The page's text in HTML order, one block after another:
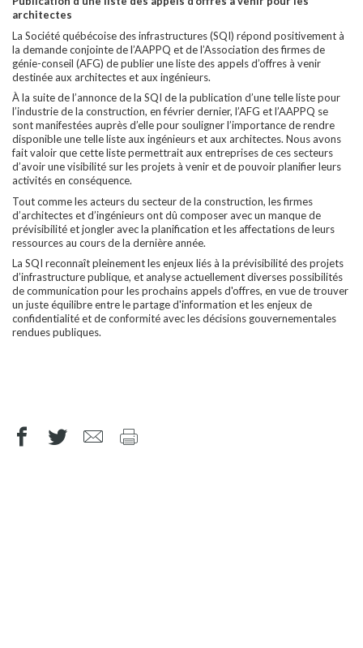
architectes
La Société québécoise des infrastructures (SQI) répond positivement à
la demande conjointe de l’AAPPQ et de l’Association des firmes de
génie-conseil (AFG) de publier une liste des appels d’offres à venir
destinée aux architectes et aux ingénieurs.
À la suite de l’annonce de la SQI de la publication d’une telle liste pour
l’industrie de la construction, en février dernier, l’AFG et l’AAPPQ se
sont manifestées auprès d’elle pour souligner l’importance de rendre
disponible une telle liste aux ingénieurs et aux architectes. Nous avons
fait valoir que cette liste permettrait aux entreprises de ces secteurs
d’avoir une visibilité sur les projets à venir et de pouvoir planifier leurs
activités en conséquence.
Tout comme les acteurs du secteur de la construction, les firmes
d’architectes et d’ingénieurs ont dû composer avec un manque de
prévisibilité et jongler avec la planification et les affectations de leurs
ressources au cours de la dernière année.
La SQI reconnaît pleinement les enjeux liés à la prévisibilité des projets
d’infrastructure publique, et analyse actuellement diverses possibilités
de communication pour les prochains appels d'offres, en vue de trouver
un juste équilibre entre le partage d'information et les enjeux de
confidentialité et de conformité avec les décisions gouvernementales
rendues publiques.